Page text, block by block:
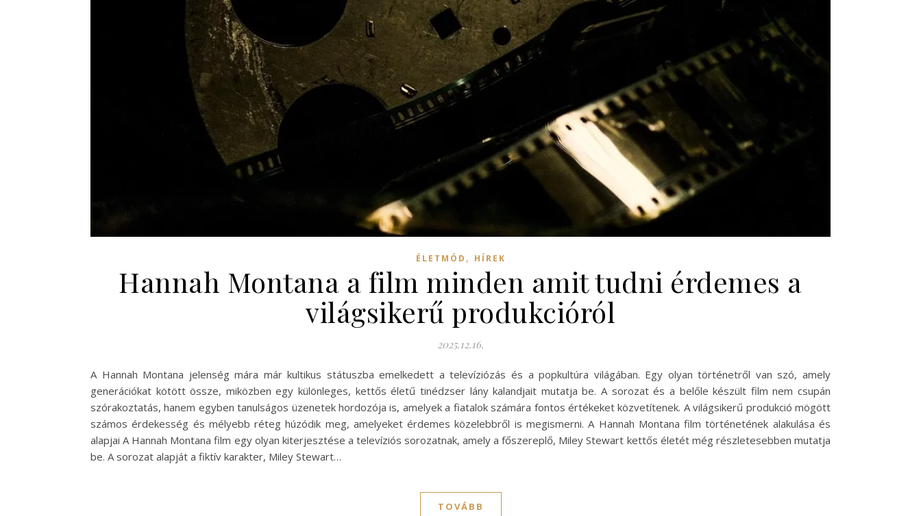
ÉLETMÓD , HÍREK
Hannah Montana a film minden amit tudni érdemes a
világsikerű produkcióról
2025.12.16.
A Hannah Montana jelenség mára már kultikus státuszba emelkedett a televíziózás és a popkultúra világában. Egy olyan történetről van szó, amely
generációkat kötött össze, miközben egy különleges, kettős életű tinédzser lány kalandjait mutatja be. A sorozat és a belőle készült film nem csupán
szórakoztatás, hanem egyben tanulságos üzenetek hordozója is, amelyek a fiatalok számára fontos értékeket közvetítenek. A világsikerű produkció mögött
számos érdekesség és mélyebb réteg húzódik meg, amelyeket érdemes közelebbről is megismerni. A Hannah Montana film történetének alakulása és
alapjai A Hannah Montana film egy olyan kiterjesztése a televíziós sorozatnak, amely a főszereplő, Miley Stewart kettős életét még részletesebben mutatja
be. A sorozat alapját a fiktív karakter, Miley Stewart…
TOVÁBB